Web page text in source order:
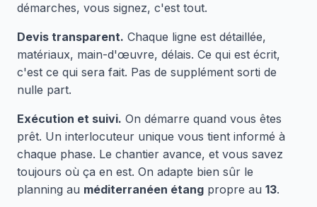
démarches, vous signez, c'est tout.
Devis transparent. Chaque ligne est détaillée,
matériaux, main-d'œuvre, délais. Ce qui est écrit,
c'est ce qui sera fait. Pas de supplément sorti de
nulle part.
Exécution et suivi. On démarre quand vous êtes
prêt. Un interlocuteur unique vous tient informé à
chaque phase. Le chantier avance, et vous savez
toujours où ça en est. On adapte bien sûr le
planning au méditerranéen étang propre au 13.